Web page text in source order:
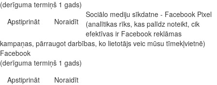
(derīguma termiņš 1 gads)
Apstiprināt
Noraidīt
Sociālo mediju sīkdatne - Facebook Pixel
(analītikas rīks, kas palīdz noteikt, cik
efektīvas ir Facebook reklāmas
kampaņas, pārraugot darbības, ko lietotājs veic mūsu tīmekļvietnē)
Facebook
(derīguma termiņš 1 gads)
Apstiprināt
Noraidīt